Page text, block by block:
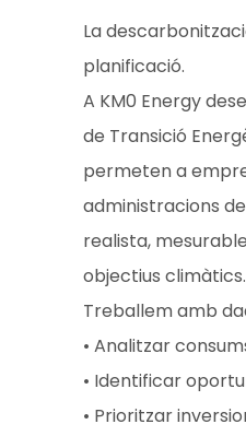
La
planificació.
A KM0 Energy
de Transició
permeten a
administracions
realista,
objectius climàtics.
Treballem amb
• Analitzar
• Identificar
• Prioritzar